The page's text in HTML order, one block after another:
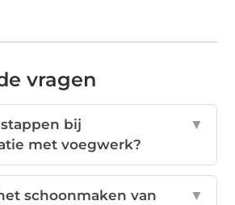
vragen
bij
met voegwerk?
▼
schoonmaken van
▼